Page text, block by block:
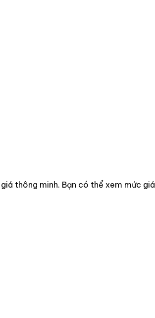
thông minh. Bạn có thể xem mức giá